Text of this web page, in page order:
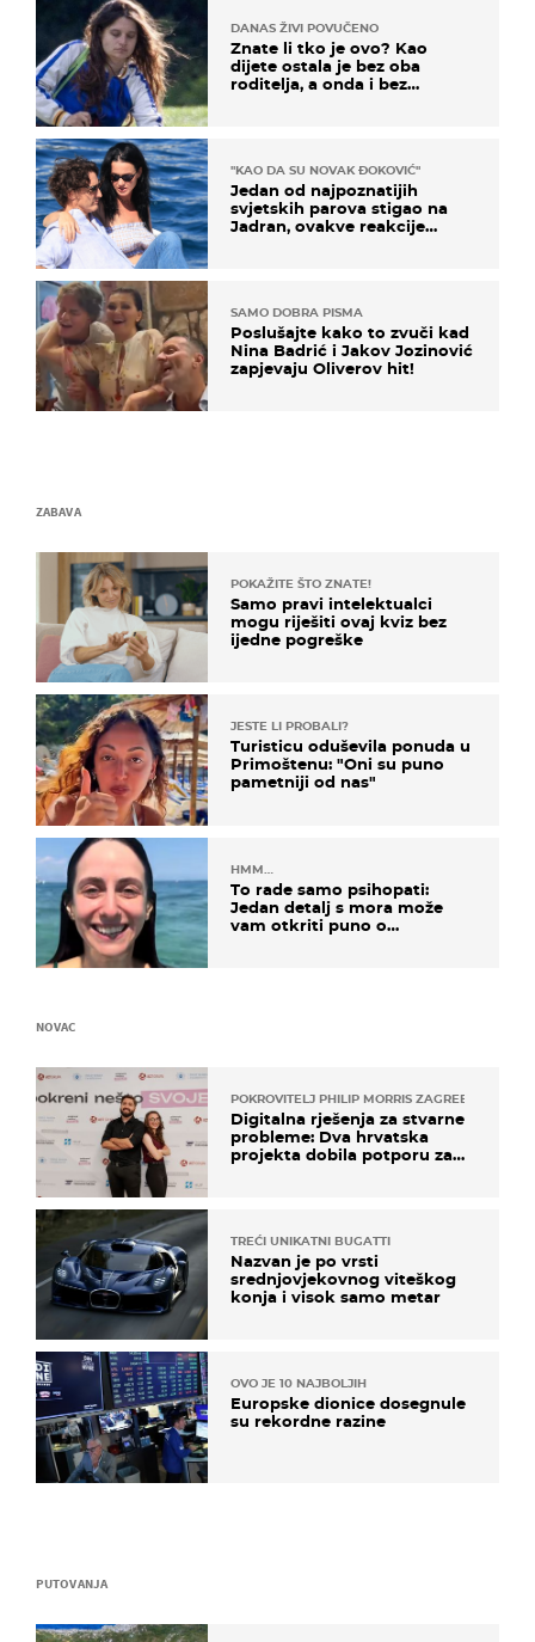
DANAS ŽIVI POVUČENO
Znate li tko je ovo? Kao
dijete ostala je bez oba
roditelja, a onda i bez
"KAO DA SU NOVAK ĐOKOVIĆ"
Jedan od najpoznatijih
svjetskih parova stigao na
Jadran, ovakve reakcije
SAMO DOBRA PISMA
Poslušajte kako to zvuči kad
Nina Badrić i Jakov Jozinović
zapjevaju Oliverov hit!
ZABAVA
POKAŽITE ŠTO ZNATE!
Samo pravi intelektualci
mogu riješiti ovaj kviz bez
ijedne pogreške
JESTE LI PROBALI?
Turisticu oduševila ponuda u
Primoštenu: "Oni su puno
pametniji od nas"
HMM…
To rade samo psihopati:
Jedan detalj s mora može
vam otkriti puno o
PUTOVANJA
NOVAC
POKROVITELJ PHILIP MORRIS ZAGREB
Digitalna rješenja za stvarne
probleme: Dva hrvatska
projekta dobila potporu za
TREĆI UNIKATNI BUGATTI
Nazvan je po vrsti
srednjovjekovnog viteškog
konja i visok samo metar
OVO JE 10 NAJBOLJIH
Europske dionice dosegnule
su rekordne razine